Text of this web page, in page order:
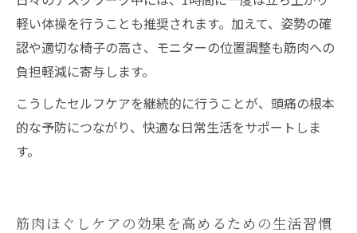
軽い体操を行うことも推奨されます。加えて、姿勢の確
認や適切な椅子の高さ、モニターの位置調整も筋肉への
負担軽減に寄与します。
こうしたセルフケアを継続的に行うことが、頭痛の根本
的な予防につながり、快適な日常生活をサポートしま
す。
筋肉ほぐしケアの効果を高めるための生活習慣